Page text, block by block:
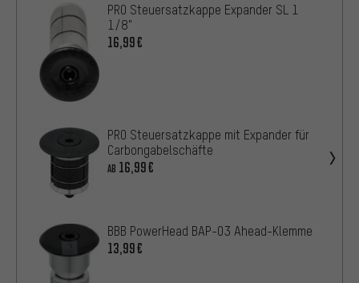
PRO Steuersatzkappe Expander SL 1
1/8"
16,99€
PRO Steuersatzkappe mit Expander für
Carbongabelschäfte
AB 16,99€
BBB PowerHead BAP-03 Ahead-Klemme
13,99€